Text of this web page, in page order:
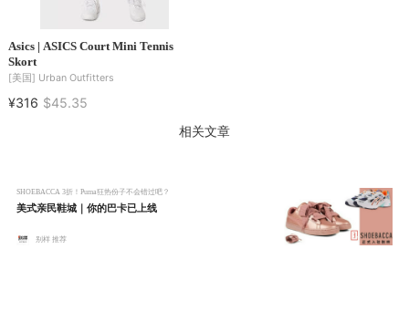
Asics | ASICS Court Mini Tennis
Skort
[美国] Urban Outfitters
¥316 $45.35
相关文章
SHOEBACCA 3折！Puma狂热份子不会错过吧？
美式亲民鞋城｜你的巴卡已上线
别样 推荐